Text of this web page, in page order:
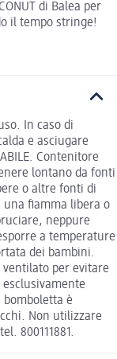
di Balea per
il tempo stringe!
In caso di
e asciugare
Contenitore
lontano da fonti
o altre fonti di
una fiamma libera o
neppure
a temperature
dei bambini.
per evitare
bomboletta è
Non utilizzare
800111881.